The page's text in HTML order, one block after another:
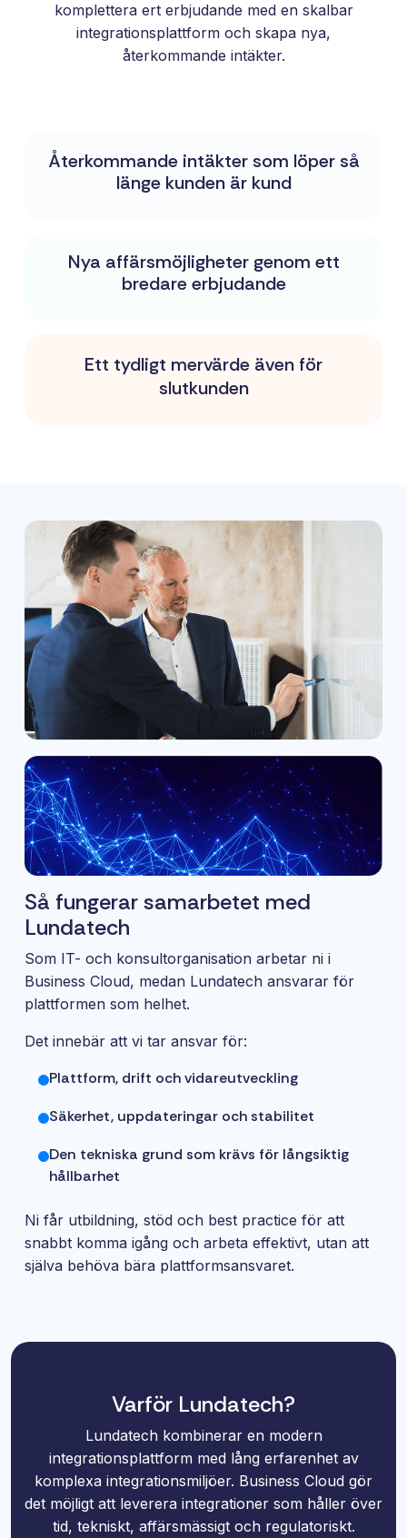
komplettera ert erbjudande med en skalbar
integrationsplattform och skapa nya,
återkommande intäkter.
Återkommande intäkter som löper så
länge kunden är kund
Nya affärsmöjligheter genom ett
bredare erbjudande
Ett tydligt mervärde även för
slutkunden
Så fungerar samarbetet med
Lundatech
Som IT- och konsultorganisation arbetar ni i
Business Cloud, medan Lundatech ansvarar för
plattformen som helhet.
Det innebär att vi tar ansvar för:
Plattform, drift och vidareutveckling
Säkerhet, uppdateringar och stabilitet
Den tekniska grund som krävs för långsiktig
hållbarhet
Ni får utbildning, stöd och best practice för att
snabbt komma igång och arbeta effektivt, utan att
själva behöva bära plattformsansvaret.
Varför Lundatech?
Lundatech kombinerar en modern
integrationsplattform med lång erfarenhet av
komplexa integrationsmiljöer. Business Cloud gör
det möjligt att leverera integrationer som håller över
tid, tekniskt, affärsmässigt och regulatoriskt.